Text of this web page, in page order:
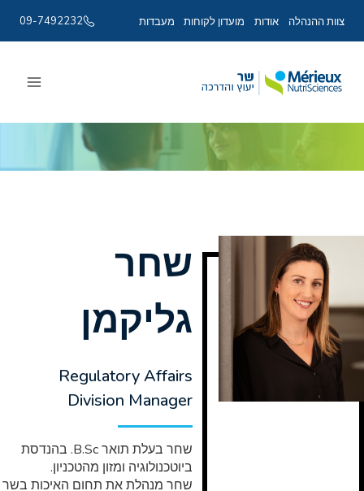
צוות ההנהלה אודות מועדון לקוחות מעבדות 09-7492232
content
שחר
גליקמן
Regulatory Affairs
Division Manager
שחר בעלת תואר B.Sc. בהנדסת
ביוטכנולוגיה ומזון מהטכניון.
שחר מנהלת את תחום האיכות בשר